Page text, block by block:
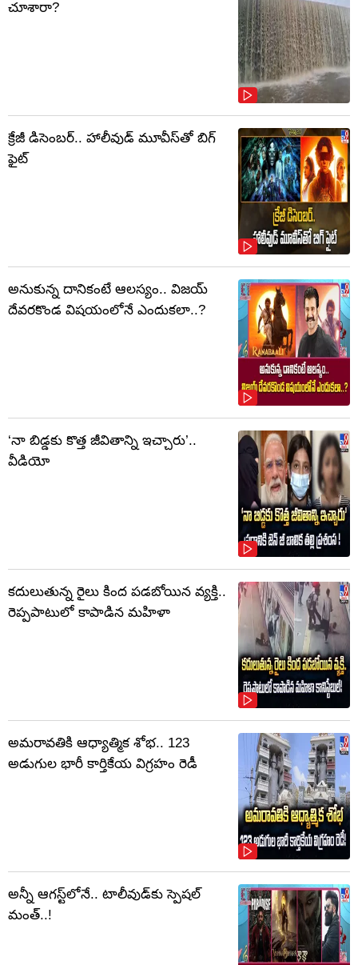
చూశారా?
క్రేజీ డిసెంబర్‌.. హాలీవుడ్ మూవీస్‌తో బిగ్
ఫైట్‌
అనుకున్న దానికంటే ఆలస్యం.. విజయ్
దేవరకొండ విషయంలోనే ఎందుకలా..?
‘నా బిడ్డకు కొత్త జీవితాన్ని ఇచ్చారు’..
వీడియో
కదులుతున్న రైలు కింద పడబోయిన వ్యక్తి..
రెప్పపాటులో కాపాడిన మహిళా
అమరావతికి ఆధ్యాత్మిక శోభ.. 123
అడుగుల భారీ కార్తికేయ విగ్రహం రెడీ
అన్నీ ఆగస్ట్‌లోనే.. టాలీవుడ్‌కు స్పెషల్
మంత్..!